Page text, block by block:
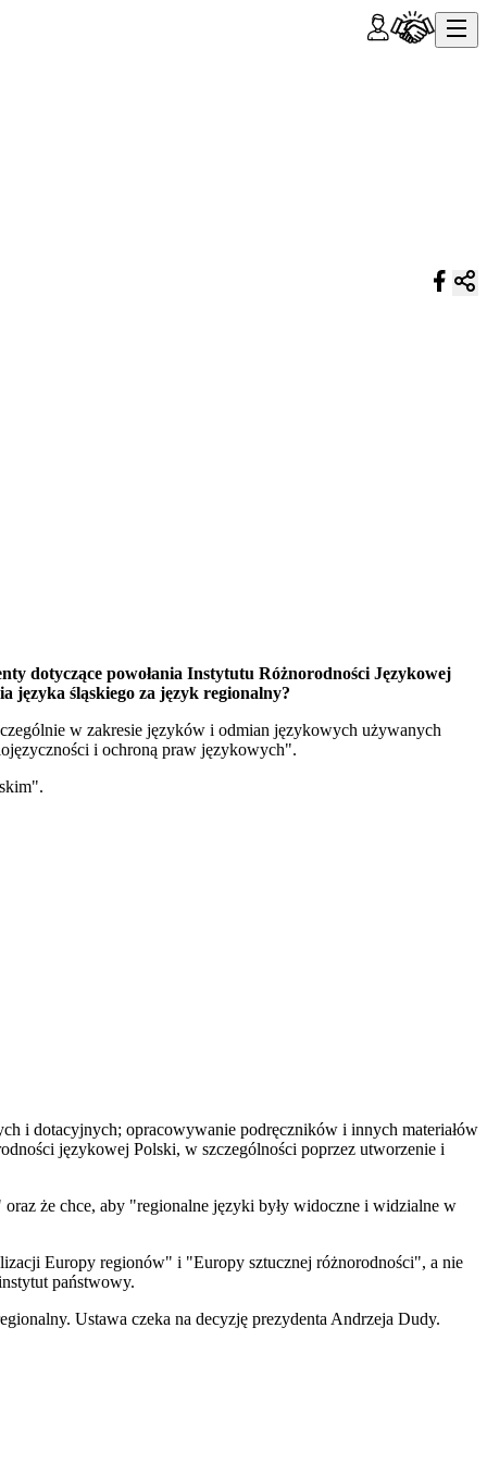
dotyczące powołania Instytutu Różnorodności Językowej
języka śląskiego za język regionalny?
w zakresie języków i odmian językowych używanych
i ochroną praw językowych".
i dotacyjnych; opracowywanie podręczników i innych materiałów
językowej Polski, w szczególności poprzez utworzenie i
że chce, aby "regionalne języki były widoczne i widzialne w
Europy regionów" i "Europy sztucznej różnorodności", a nie
państwowy.
Ustawa czeka na decyzję prezydenta Andrzeja Dudy.